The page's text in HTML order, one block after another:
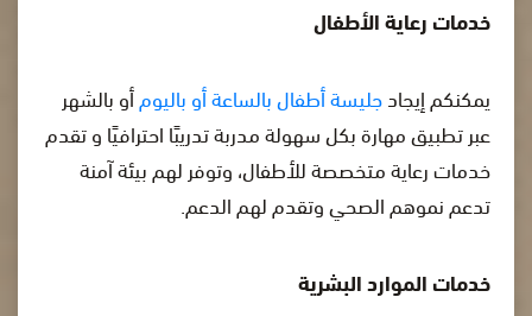
خدمات رعاية الأطفال
يمكنكم إيجادجليسة أطفال بالساعة أو باليومأو بالشهر
عبر تطبيق مهارة بكل سهولة مدربة تدريبًا احترافيًا و تقدم
خدمات رعاية متخصصة للأطفال، وتوفر لهم بيئة آمنة
تدعم نموهم الصحي وتقدم لهم الدعم.
خدمات الموارد البشرية